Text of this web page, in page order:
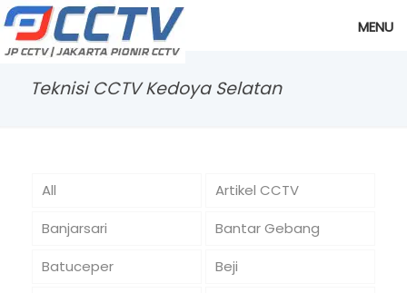
MENU
Teknisi CCTV Kedoya Selatan
All
Artikel CCTV
Banjarsari
Bantar Gebang
Batuceper
Beji